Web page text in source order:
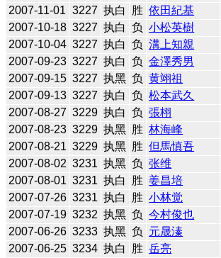
2007-11-01 3227 执白 胜 依田紀基
2007-10-18 3227 执白 负 小松英樹
2007-10-04 3227 执白 负 溝上知親
2007-09-23 3227 执白 负 金澤秀男
2007-09-15 3227 执黑 负 黄翊祖
2007-09-13 3227 执白 负 松本武久
2007-08-27 3229 执白 负 張栩
2007-08-23 3229 执黑 胜 林海峰
2007-08-21 3229 执黑 胜 但馬慎吾
2007-08-02 3231 执黑 负 张维
2007-08-01 3231 执白 胜 姜昌培
2007-07-26 3231 执白 胜 小林觉
2007-07-19 3232 执黑 负 今村俊也
2007-06-26 3233 执黑 负 元晟溱
2007-06-25 3234 执白 胜 岳亮